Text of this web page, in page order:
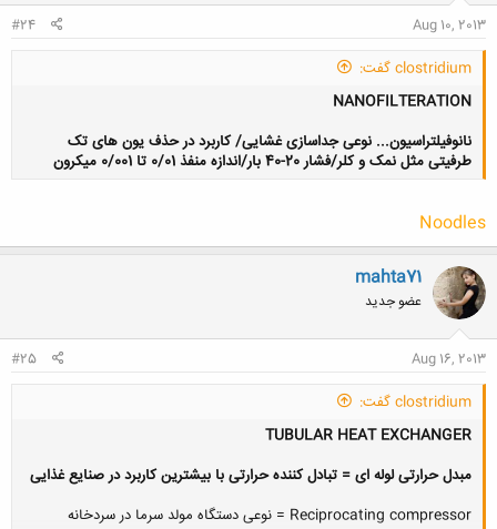
Aug 10, 2013
#24
clostridium گفت:
NANOFILTERATION
نانوفیلتراسیون... نوعی جداسازی غشایی/ کاربرد در حذف یون های تک
طرفیتی مثل نمک و کلر/فشار 20-40 بار/اندازه منفذ 0/01 تا 0/001 میکرون
کلیک کنید تا باز شود...
Noodles
mahta71
عضو جدید
Aug 16, 2013
#25
clostridium گفت:
TUBULAR HEAT EXCHANGER
مبدل حرارتی لوله ای = تبادل کننده حرارتی با بیشترین کاربرد در صنایع غذایی
Reciprocating compressor = نوعی دستگاه مولد سرما در سردخانه